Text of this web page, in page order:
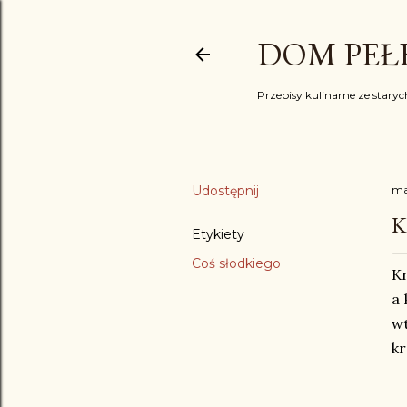
DOM
Przepisy kulinarne ze
Udostępnij
Etykiety
Coś słodkiego
a